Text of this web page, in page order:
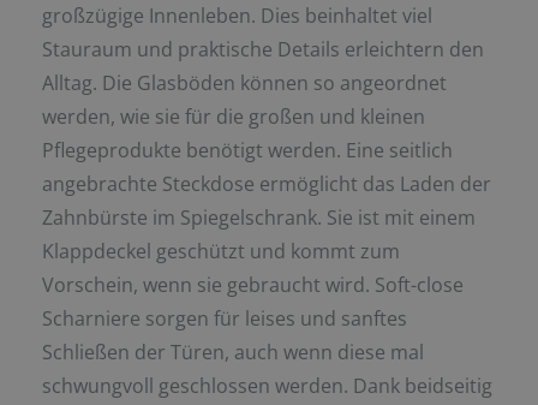
großzügige Innenleben. Dies beinhaltet viel
Stauraum und praktische Details erleichtern den
Alltag. Die Glasböden können so angeordnet
werden, wie sie für die großen und kleinen
Pflegeprodukte benötigt werden. Eine seitlich
angebrachte Steckdose ermöglicht das Laden der
Zahnbürste im Spiegelschrank. Sie ist mit einem
Klappdeckel geschützt und kommt zum
Vorschein, wenn sie gebraucht wird. Soft-close
Scharniere sorgen für leises und sanftes
Schließen der Türen, auch wenn diese mal
schwungvoll geschlossen werden. Dank beidseitig